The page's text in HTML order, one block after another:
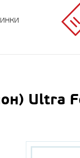
Ultra